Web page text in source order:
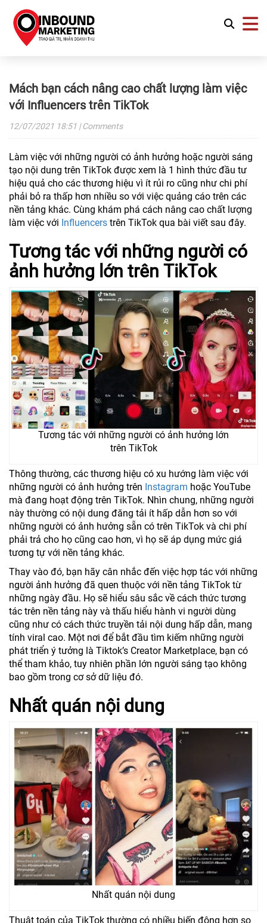
Mách bạn cách nâng cao chất lượng làm việc
với Influencers trên TikTok
12/07/2021 18:51 | Comments
Làm việc với những người có ảnh hưởng hoặc người sáng
tạo nội dung trên TikTok được xem là 1 hình thức đầu tư
hiệu quả cho các thương hiệu vì ít rủi ro cũng như chi phí
phải bỏ ra thấp hơn nhiều so với việc quảng cáo trên các
nền tảng khác. Cùng khám phá cách nâng cao chất lượng
làm việc với Influencers trên TikTok qua bài viết sau đây.
Tương tác với những người có
ảnh hưởng lớn trên TikTok
Tương tác với những người có ảnh hưởng lớn
trên TikTok
Thông thường, các thương hiệu có xu hướng làm việc với
những người có ảnh hưởng trên Instagram hoặc YouTube
mà đang hoạt động trên TikTok. Nhìn chung, những người
này thường có nội dung đăng tải ít hấp dẫn hơn so với
những người có ảnh hưởng sẵn có trên TikTok và chi phí
phải trả cho họ cũng cao hơn, vì họ sẽ áp dụng mức giá
tương tự với nền tảng khác.
Thay vào đó, bạn hãy cân nhắc đến việc hợp tác với những
người ảnh hưởng đã quen thuộc với nền tảng TikTok từ
những ngày đầu. Họ sẽ hiểu sâu sắc về cách thức tương
tác trên nền tảng này và thấu hiểu hành vi người dùng
cũng như có cách thức truyền tải nội dung hấp dẫn, mang
tính viral cao. Một nơi để bắt đầu tìm kiếm những người
phát triển ý tưởng là Tiktok’s Creator Marketplace, bạn có
thể tham khảo, tuy nhiên phần lớn người sáng tạo không
bao gồm trong cơ sở dữ liệu đó.
Nhất quán nội dung
Nhất quán nội dung
Thuật toán của TikTok thường có nhiều biến động hơn so